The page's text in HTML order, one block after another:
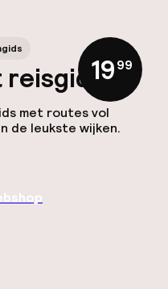
reisgids
met routes vol
de leukste wijken.
19,99